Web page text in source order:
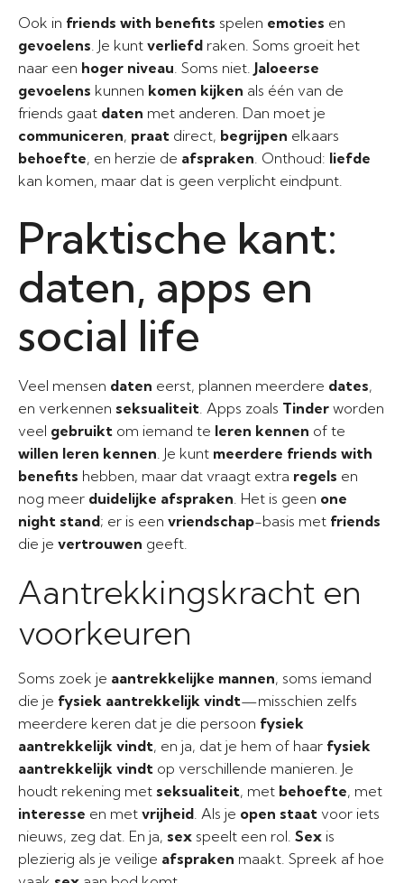
Ook in friends with benefits spelen emoties en
gevoelens. Je kunt verliefd raken. Soms groeit het
naar een hoger niveau. Soms niet. Jaloeerse
gevoelens kunnen komen kijken als één van de
friends gaat daten met anderen. Dan moet je
communiceren, praat direct, begrijpen elkaars
behoefte, en herzie de afspraken. Onthoud: liefde
kan komen, maar dat is geen verplicht eindpunt.
Praktische kant:
daten, apps en
social life
Veel mensen daten eerst, plannen meerdere dates,
en verkennen seksualiteit. Apps zoals Tinder worden
veel gebruikt om iemand te leren kennen of te
willen leren kennen. Je kunt meerdere friends with
benefits hebben, maar dat vraagt extra regels en
nog meer duidelijke afspraken. Het is geen one
night stand; er is een vriendschap-basis met friends
die je vertrouwen geeft.
Aantrekkingskracht en
voorkeuren
Soms zoek je aantrekkelijke mannen, soms iemand
die je fysiek aantrekkelijk vindt—misschien zelfs
meerdere keren dat je die persoon fysiek
aantrekkelijk vindt, en ja, dat je hem of haar fysiek
aantrekkelijk vindt op verschillende manieren. Je
houdt rekening met seksualiteit, met behoefte, met
interesse en met vrijheid. Als je open staat voor iets
nieuws, zeg dat. En ja, sex speelt een rol. Sex is
plezierig als je veilige afspraken maakt. Spreek af hoe